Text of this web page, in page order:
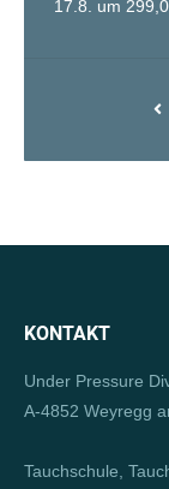
17.8. um
KONTAKT
Under Pressure
A-4852 Weyregg
Tauchschule,